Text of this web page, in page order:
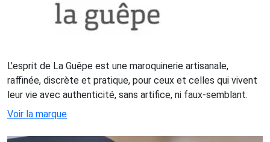
L'esprit de La Guêpe est une maroquinerie artisanale,
raffinée, discrète et pratique, pour ceux et celles qui vivent
leur vie avec authenticité, sans artifice, ni faux-semblant.
Voir la marque